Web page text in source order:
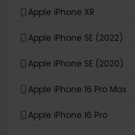
Apple iPhone XR
Apple iPhone SE (2022)
Apple iPhone SE (2020)
Apple iPhone 16 Pro Max
Apple iPhone 16 Pro